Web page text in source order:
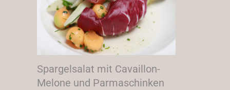
Spargelsalat mit Cavaillon-
Melone und Parmaschinken